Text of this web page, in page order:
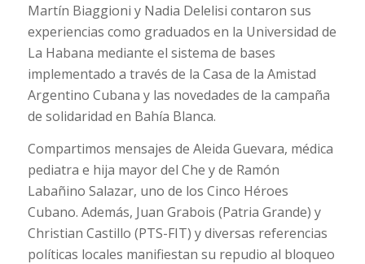
Martín Biaggioni y Nadia Delelisi contaron sus
experiencias como graduados en la Universidad de
La Habana mediante el sistema de bases
implementado a través de la Casa de la Amistad
Argentino Cubana y las novedades de la campaña
de solidaridad en Bahía Blanca.
Compartimos mensajes de Aleida Guevara, médica
pediatra e hija mayor del Che y de Ramón
Labañino Salazar, uno de los Cinco Héroes
Cubano. Además, Juan Grabois (Patria Grande) y
Christian Castillo (PTS-FIT) y diversas referencias
políticas locales manifiestan su repudio al bloqueo